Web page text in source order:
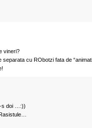
vineri?
cu RObotzi fata de
s doi …:))